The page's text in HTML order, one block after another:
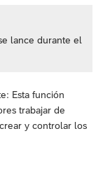
lance durante el
Esta función
trabajar de
y controlar los